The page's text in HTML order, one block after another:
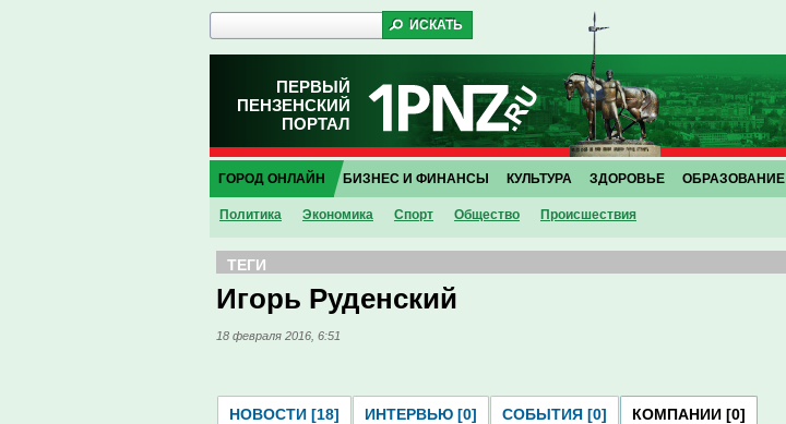
ПЕРВЫЙ
ПЕНЗЕНСКИЙ
ПОРТАЛ
ГОРОД ОНЛАЙН
Политика Экономика Спорт Общество Проиcшествия
БИЗНЕС И ФИНАНСЫ КУЛЬТУРА ЗДОРОВЬЕ ОБРАЗОВАНИЕ
ТЕГИ
Игорь Руденский
18 февраля 2016, 6:51
НОВОСТИ [18] ИНТЕРВЬЮ [0] СОБЫТИЯ [0] КОМПАНИИ [0]